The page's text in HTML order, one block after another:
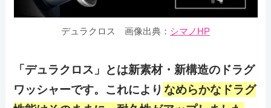
デュラクロス 画像出典： シマノHP
「デュラクロス」とは新素材・新構造のドラグ
ワッシャーです。これにより なめらかなドラグ